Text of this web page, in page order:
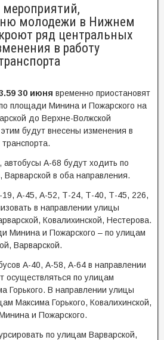
молодежи в Нижнем
ряд центральных
в работу
30 июня временно приостановят
площади Минина и Пожарского на
до Верхне-Волжской
будут внесены изменения в
автобусы А-68 будут ходить по
Варварской в оба направления.
19, А-45, А-52, Т-24, Т-40, Т-45, 226,
в направлении улицы
Ковалихинской, Нестерова.
Минина и Пожарского – по улицам
Варварской.
А-40, А-58, А-64 в направлении
по улицам
Горького. В направлении улицы
Максима Горького, Ковалихинской,
и Пожарского.
по улицам Варварской,